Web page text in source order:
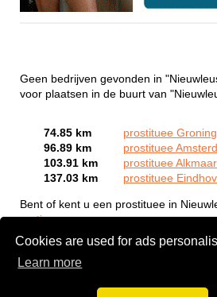
Cookies are used for ads
Learn more
Geen bedrijven gevonden in
voor plaatsen in de buurt van
74.85 km
prostituee
96.89 km
prostituee
103.91 km
prostituee Alkmaar
137.03 km
prostituee
Bent of kent u een prostituee in
gratis aan